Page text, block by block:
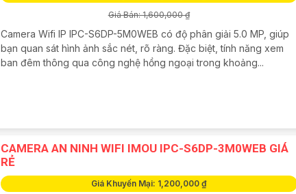
Giá Bán: 1,600,000 ₫
Camera Wifi IP IPC-S6DP-5M0WEB có độ phân giải 5.0 MP, giúp
bạn quan sát hình ảnh sắc nét, rõ ràng. Đặc biệt, tính năng xem
ban đêm thông qua công nghệ hồng ngoại trong khoảng...
CAMERA AN NINH WIFI IMOU IPC-S6DP-3M0WEB GIÁ
RẺ
Giá Khuyến Mại: 1,200,000 ₫